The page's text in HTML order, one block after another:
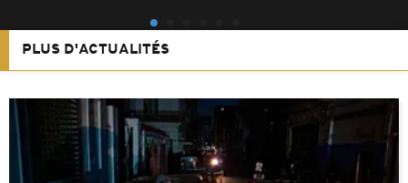
PLUS D'ACTUALITÉS